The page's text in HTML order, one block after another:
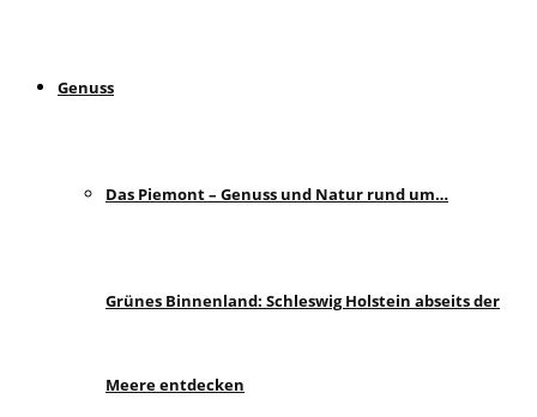
Genuss
Das Piemont – Genuss und Natur rund um…
Grünes Binnenland: Schleswig Holstein abseits der
Meere entdecken